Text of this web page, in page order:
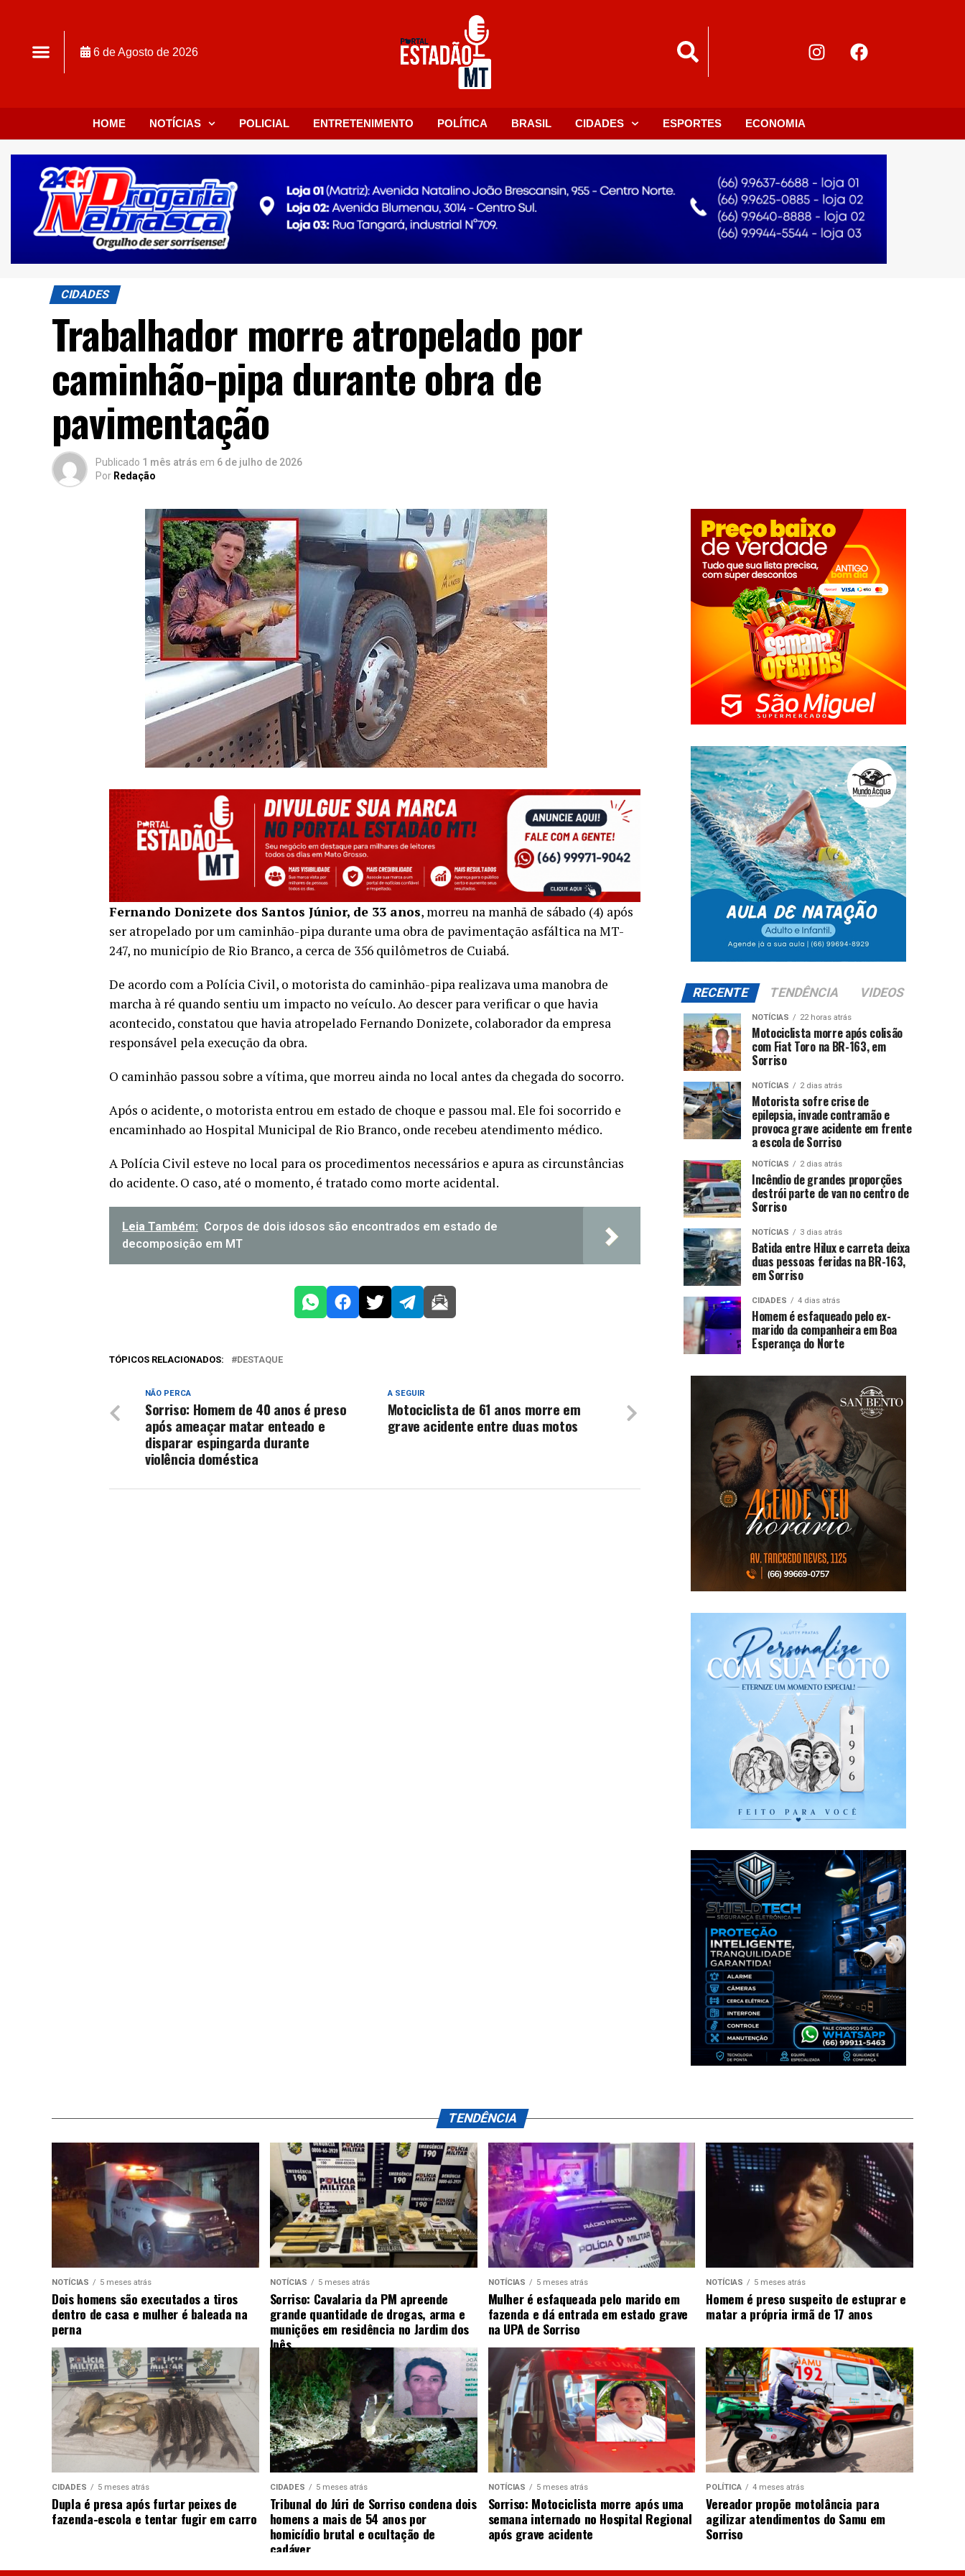
6 de Agosto de 2026
HOME NOTÍCIAS POLICIAL ENTRETENIMENTO POLÍTICA BRASIL CIDADES ESPORTES ECONOMIA
CIDADES
Trabalhador morre atropelado por
caminhão-pipa durante obra de
pavimentação
Publicado 1 mês atrás em 6 de julho de 2026
Por Redação
Fernando Donizete dos Santos Júnior, de 33 anos, morreu na manhã de sábado (4) após
ser atropelado por um caminhão-pipa durante uma obra de pavimentação asfáltica na MT-
247, no município de Rio Branco, a cerca de 356 quilômetros de Cuiabá.
De acordo com a Polícia Civil, o motorista do caminhão-pipa realizava uma manobra de
marcha à ré quando sentiu um impacto no veículo. Ao descer para verificar o que havia
acontecido, constatou que havia atropelado Fernando Donizete, colaborador da empresa
responsável pela execução da obra.
O caminhão passou sobre a vítima, que morreu ainda no local antes da chegada do socorro.
Após o acidente, o motorista entrou em estado de choque e passou mal. Ele foi socorrido e
encaminhado ao Hospital Municipal de Rio Branco, onde recebeu atendimento médico.
A Polícia Civil esteve no local para os procedimentos necessários e apura as circunstâncias
do acidente. O caso, até o momento, é tratado como morte acidental.
Leia Também: Corpos de dois idosos são encontrados em estado de
decomposição em MT
TÓPICOS RELACIONADOS: DESTAQUE
A SEGUIR
Motociclista de 61 anos morre em
grave acidente entre duas motos
NÃO PERCA
Sorriso: Homem de 40 anos é preso
após ameaçar matar enteado e
disparar espingarda durante
violência doméstica
RECENTE TENDÊNCIA VIDEOS
NOTÍCIAS 22 horas atrás
Motociclista morre após colisão
com Fiat Toro na BR-163, em
Sorriso
NOTÍCIAS 2 dias atrás
Motorista sofre crise de
epilepsia, invade contramão e
provoca grave acidente em frente
a escola de Sorriso
NOTÍCIAS 2 dias atrás
Incêndio de grandes proporções
destrói parte de van no centro de
Sorriso
NOTÍCIAS 3 dias atrás
Batida entre Hilux e carreta deixa
duas pessoas feridas na BR-163,
em Sorriso
CIDADES 4 dias atrás
Homem é esfaqueado pelo ex-
marido da companheira em Boa
Esperança do Norte
TENDÊNCIA
NOTÍCIAS 5 meses atrás
Dois homens são executados a tiros
dentro de casa e mulher é baleada na
perna
NOTÍCIAS 5 meses atrás
Sorriso: Cavalaria da PM apreende
grande quantidade de drogas, arma e
munições em residência no Jardim dos
Ipês
NOTÍCIAS 5 meses atrás
Mulher é esfaqueada pelo marido em
fazenda e dá entrada em estado grave
na UPA de Sorriso
NOTÍCIAS 5 meses atrás
Homem é preso suspeito de estuprar e
matar a própria irmã de 17 anos
CIDADES 5 meses atrás
Dupla é presa após furtar peixes de
fazenda-escola e tentar fugir em carro
CIDADES 5 meses atrás
Tribunal do Júri de Sorriso condena dois
homens a mais de 54 anos por
homicídio brutal e ocultação de
cadáver
NOTÍCIAS 5 meses atrás
Sorriso: Motociclista morre após uma
semana internado no Hospital Regional
após grave acidente
POLÍTICA 4 meses atrás
Vereador propõe motolância para
agilizar atendimentos do Samu em
Sorriso